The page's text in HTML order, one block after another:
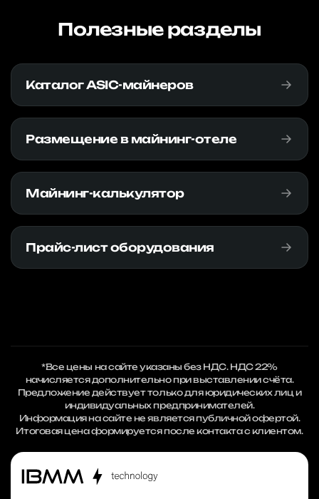
Полезные разделы
Каталог ASIC-майнеров
Размещение в майнинг-отеле
Майнинг-калькулятор
Прайс-лист оборудования
*Все цены на сайте указаны без НДС. НДС 22%
начисляется дополнительно при выставлении счёта.
Предложение действует только для юридических лиц и
индивидуальных предпринимателей.
Информация на сайте не является публичной офертой.
Итоговая цена формируется после контакта с клиентом.